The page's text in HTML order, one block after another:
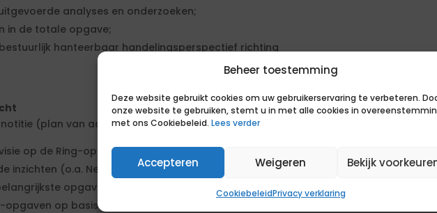
Beheer toestemming
Deze website gebruikt cookies om uw gebruikerservaring te verbeteren.
onze website te gebruiken, stemt u in met alle cookies in
met ons Cookiebeleid. Lees verder
Accepteren Weigeren Bekijk
CookiebeleidPrivacy verklaring
analyses en onderzoeken;
in de totale opgave;
hanteerbaar handelingsperspectief richting
(plan van aanpak) waarin minimaal is uitgewerkt:
op de Ring-opgave
inzichten (o.a. Netwerkaanpak Mobiliteit)
opgaven en knelpunten
opgaven op basis van urgentie, impact en samenhang